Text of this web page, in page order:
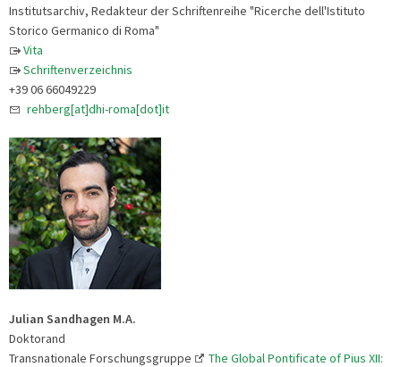
Institutsarchiv, Redakteur der Schriftenreihe "Ricerche dell'Istituto
Storico Germanico di Roma"
Vita
Schriftenverzeichnis
+39 06 66049229
rehberg[at]dhi-roma[dot]it
Julian Sandhagen M.A.
Doktorand
Transnationale Forschungsgruppe
The Global Pontificate of Pius XII: